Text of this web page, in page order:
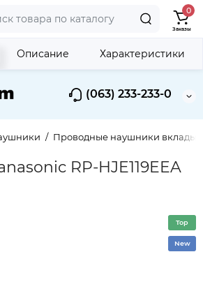
(063) 233-233-0
0
Заказы
Проводные наушники
RP-HJE119EEA
Описание Характеристики
Top
New